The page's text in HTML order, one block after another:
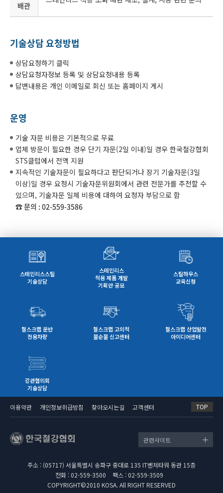
배관
기술상담 요청방법
상담요청하기 클릭
상담요청자정보 등록 및 상담요청내용 등록
답변내용은 개인 이메일로 회신 또는 홈페이지 게시
운영
기술 자문 비용은 기본적으로 무료
업체 방문이 필요한 경우 단기 자문(2일 이내)일 경우 한국철강협회
STS클럽에서 전액 지원
지속적인 기술자문이 필요하다고 판단되거나 장기 기술자문(3일
이상)일 경우 요청시 기술자문위원회에서 관련 전문가를 추천할 수
있으며, 기술자문 일체 비용에 대하여 요청자 부담으로 함
☎ 문의 : 02-559-3586
스테인리스스틸
기술상담
스테인리스
적용 제품 개발
기획안 공모
스틸하우스
교육신청
철스크랩 운반
전용차량
철스크랩 고의적
불순물 신고센터
철스크랩 산업발전
아이디어센터
강관협의회
기술상담
이용약관 개인정보취급방침 찾아오시는길 고객센터
주소 : (05717) 서울특별시 송파구 중대로 135 IT벤쳐타워 동관 15층
전화 : 02-559-3500
팩스 : 02-559-3509
COPYRIGHT©2010 KOSA. All RIGHT RESERVED
관련사이트
TOP